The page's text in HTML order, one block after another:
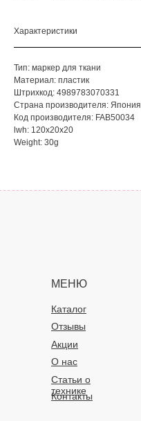
Характеристики
Тип: маркер для ткани
Материал: пластик
Штрихкод: 4989783070331
Страна производителя: Япония
Код производителя: FAB50034
lwh: 120x20x20
Weight: 30g
МЕНЮ
Каталог
О нас
Статьи о
технике
Отзывы
Акции
Контакты